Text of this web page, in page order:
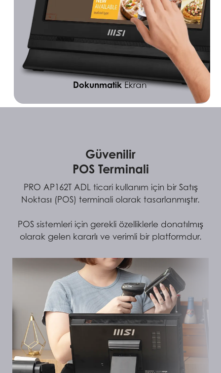
DokunmatikEkran
Güvenilir
POS Terminali
PRO AP162T ADL ticari kullanım için bir Satış
Noktası (POS) terminali olarak tasarlanmıştır.
POS sistemleri için gerekli özelliklerle donatılmış
olarak gelen kararlı ve verimli bir platformdur.